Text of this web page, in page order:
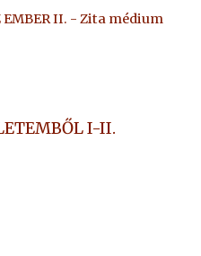
EMBER II. - Zita médium
I-II.